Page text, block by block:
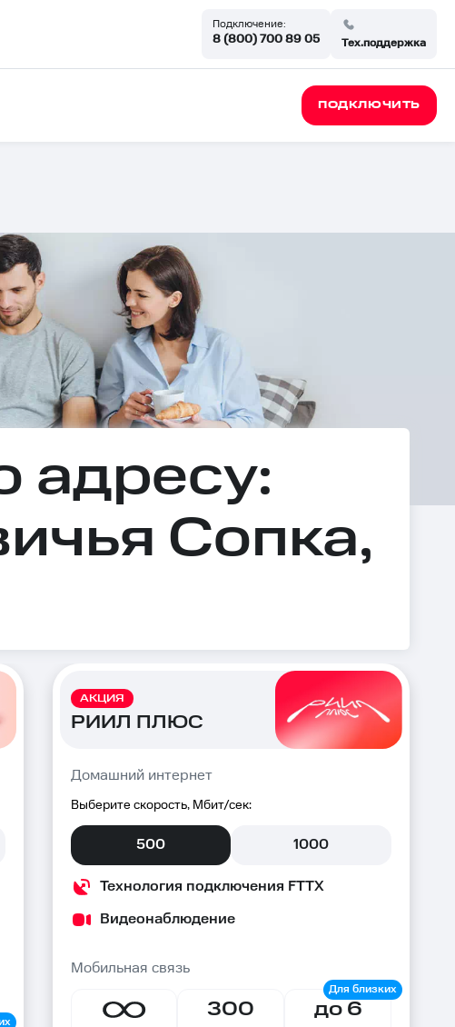
Подключение:
8 (800) 700 89 05 Тех.поддержка
ПОДКЛЮЧИТЬ
адресу:
Сопка,
АКЦИЯ
РИИЛ ПЛЮС
Домашний интернет
Выберите скорость, Мбит/сек:
500 1000
Технология подключения FTTX
Видеонаблюдение
Мобильная связь
300 до 6